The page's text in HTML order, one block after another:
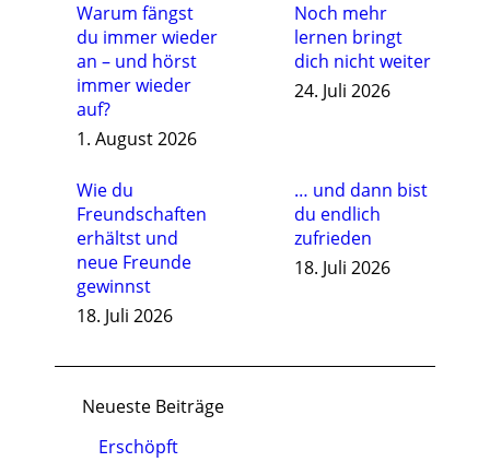
Warum fängst
du immer wieder
an – und hörst
immer wieder
auf?
1. August 2026
Noch mehr
lernen bringt
dich nicht weiter
24. Juli 2026
Wie du
Freundschaften
erhältst und
neue Freunde
gewinnst
18. Juli 2026
… und dann bist
du endlich
zufrieden
18. Juli 2026
Neueste Beiträge
Erschöpft